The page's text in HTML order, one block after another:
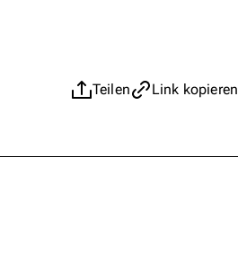
Teilen Link kopieren